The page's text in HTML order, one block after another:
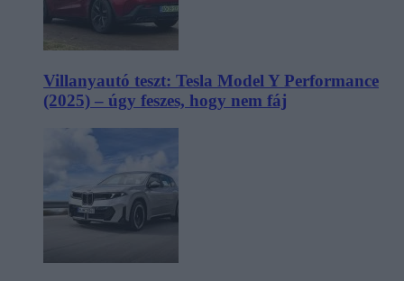
Villanyautó teszt: Tesla Model Y Performance
(2025) – úgy feszes, hogy nem fáj